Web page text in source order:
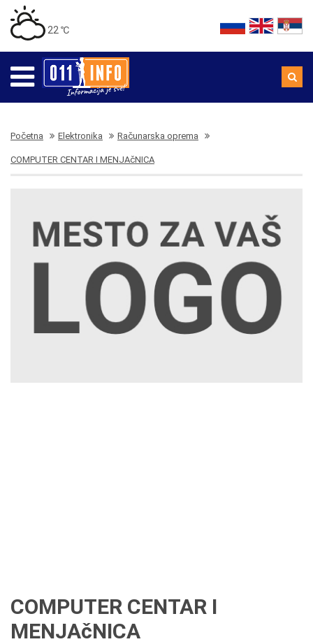
22 ℃
Početna Elektronika Računarska oprema
COMPUTER CENTAR I MENJAčNICA
COMPUTER CENTAR I
MENJAčNICA